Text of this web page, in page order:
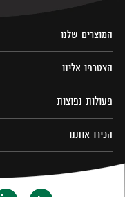
המוצרים שלנו
הצטרפו אלינו
פעולות נפוצות
הכירו אותנו